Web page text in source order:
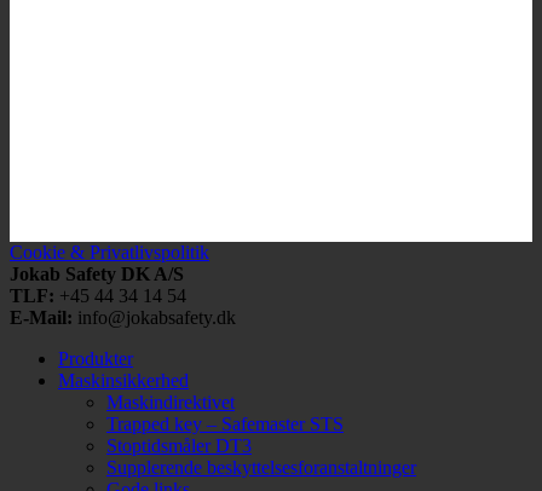
Cookie & Privatlivspolitik
Jokab Safety DK A/S
TLF: +45 44 34 14 54
E-Mail: info@jokabsafety.dk
Produkter
Maskinsikkerhed
Maskindirektivet
Trapped key – Safemaster STS
Stoptidsmåler DT3
Supplerende beskyttelsesforanstaltninger